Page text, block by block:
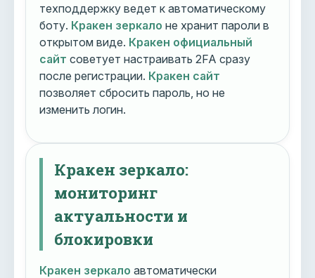
техподдержку ведет к автоматическому
боту. Кракен зеркало не хранит пароли в
открытом виде. Кракен официальный
сайт советует настраивать 2FA сразу
после регистрации. Кракен сайт
позволяет сбросить пароль, но не
изменить логин.
Кракен зеркало:
мониторинг
актуальности и
блокировки
Кракен зеркало автоматически